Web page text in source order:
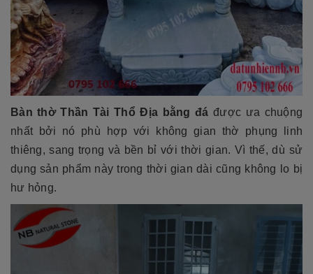
Bàn thờ Thần Tài Thổ Địa bằng đá được ưa chuộng
nhất bởi nó phù hợp với không gian thờ phụng linh
thiêng, sang trọng và bền bỉ với thời gian. Vì thế, dù sử
dụng sản phẩm này trong thời gian dài cũng không lo bị
hư hỏng.